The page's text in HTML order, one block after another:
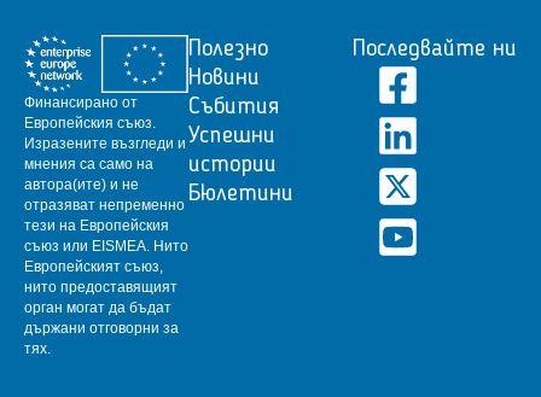
Финансирано от
Европейския съюз.
Изразените възгледи и
мнения са само на
автора(ите) и не
отразяват непременно
тези на Европейския
съюз или EISMEA. Нито
Европейският съюз,
нито предоставящият
орган могат да бъдат
държани отговорни за
тях.
Полезно
Новини
Събития
Успешни
истории
Бюлетини
Последвайте ни